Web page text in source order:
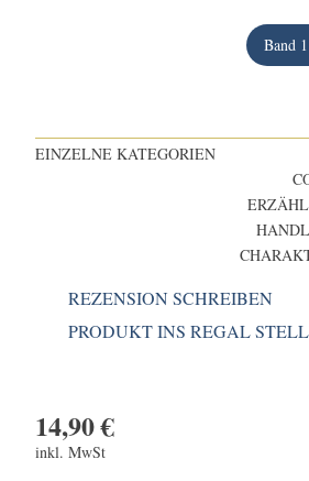
Band
EINZELNE KATEGORIEN
REZENSION SCHREIBEN
PRODUKT INS REGAL
14,90€
inkl. MwSt